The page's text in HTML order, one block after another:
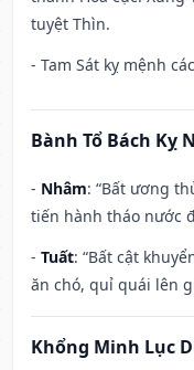
tuyệt Thìn.
- Tam Sát kỵ mệnh
Bành Tổ Bách Kỵ
- Nhâm: “Bất ương
tiến hành tháo nước
- Tuất: “Bất cật
ăn chó, quỉ quái lên
Khổng Minh Lục